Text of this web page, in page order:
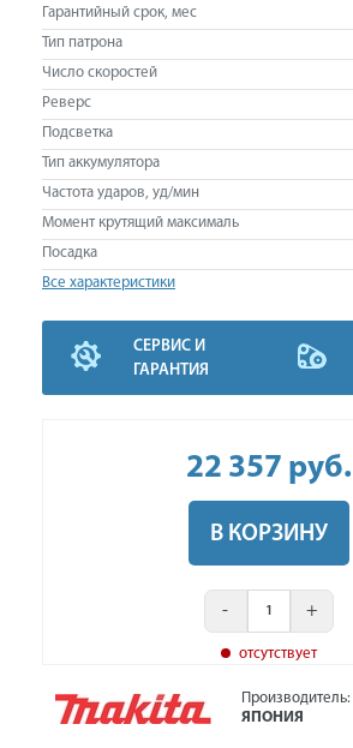
Гарантийный срок, мес
Тип патрона
Число скоростей
Реверс
Подсветка
Тип аккумулятора
Частота ударов, уд/мин
Момент крутящий максималь
Посадка
Все характеристики
СЕРВИС И
ГАРАНТИЯ
22 357 руб.
В КОРЗИНУ
- +
отсутствует
Производитель:
ЯПОНИЯ